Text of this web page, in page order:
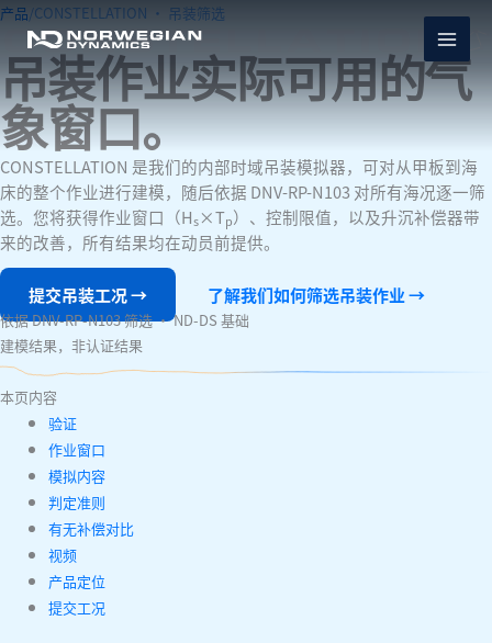
跳
内
容
产品/CONSTELLATION · 吊装筛选
吊装作业实际可用的气
象窗口。
CONSTELLATION 是我们的内部时域吊装模拟器，可对从甲板到海
床的整个作业进行建模，随后依据 DNV-RP-N103 对所有海况逐一筛
选。您将获得作业窗口（Hs×Tp）、控制限值，以及升沉补偿器带
来的改善，所有结果均在动员前提供。
提交吊装工况→ 了解我们如何筛选吊装作业 →
依据 DNV-RP-N103 筛选 · ND-DS 基础
建模结果，非认证结果
本页内容
验证
作业窗口
模拟内容
判定准则
有无补偿对比
视频
产品定位
提交工况